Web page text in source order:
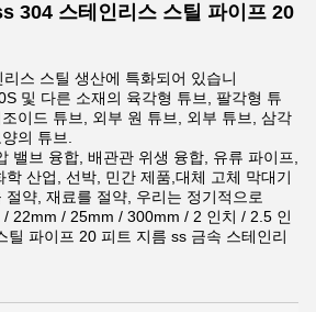
304 스테인리스 스틸 파이프 20
스 스틸 생산에 특화되어 있습니
및 다른 소재의 육각형 튜브, 팔각형 튜
이드 튜브, 외부 원 튜브, 외부 튜브, 삼각
의 튜브.
밸브 융합, 배관관 위생 융합, 유류 파이프,
산업, 선박, 민간 제품,대체 고체 막대기
약, 재료를 절약, 우리는 정기적으로
22mm / 25mm / 300mm / 2 인치 / 2.5 인
틸 파이프 20 피트 지름 ss 금속 스테인리